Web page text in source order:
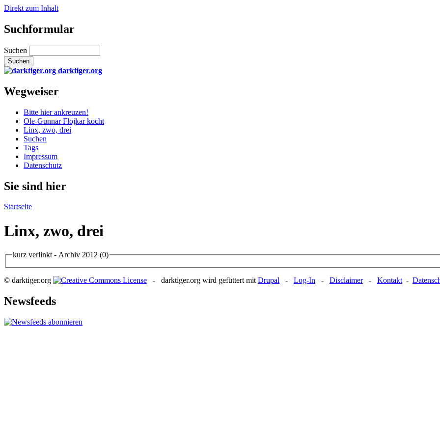
Direkt zum Inhalt
Suchformular
Suchen
darktiger.org
Wegweiser
Bitte hier ankreuzen!
Ole-Gunnar Flojkar kocht
Linx, zwo, drei
Suchen
Tags
Impressum
Datenschutz
Sie sind hier
Startseite
Linx, zwo, drei
kurz verlinkt - Archiv 2012 (0)
© darktiger.org - darktiger.org wird gefüttert mit Drupal - Log-In - Disclaimer- Kontakt -
Newsfeeds